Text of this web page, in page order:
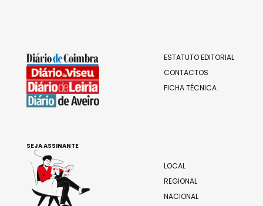
ESTATUTO EDITORIAL
CONTACTOS
FICHA TÉCNICA
LOCAL
REGIONAL
NACIONAL
SEJA ASSINANTE